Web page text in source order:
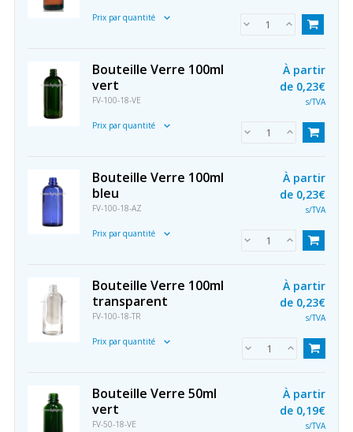
Prix par quantité
Bouteille Verre 100ml
vert
FV-100-18-VE
Prix par quantité
À partir
de 0,23€
s/TVA
Bouteille Verre 100ml
bleu
FV-100-18-AZ
Prix par quantité
À partir
de 0,23€
s/TVA
Bouteille Verre 100ml
transparent
FV-100-18-TR
Prix par quantité
À partir
de 0,23€
s/TVA
Bouteille Verre 50ml
vert
FV-50-18-VE
À partir
de 0,19€
s/TVA